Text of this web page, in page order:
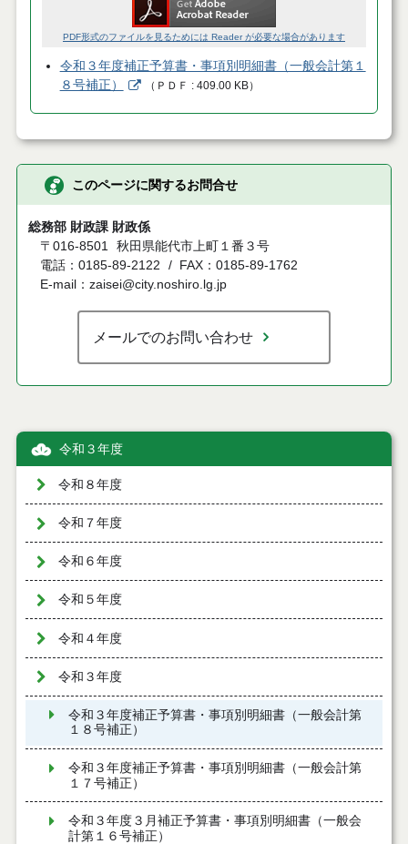
PDF形式のファイルを見るためには Reader が必要な場合があります
令和３年度補正予算書・事項別明細書（一般会計第１
８号補正）
（ ＰＤＦ 409.00 KB）
このページに関するお問合せ
総務部 財政課 財政係
〒016-8501
秋田県能代市上町１番３号
電話：0185-89-2122
FAX：0185-89-1762
E-mail：zaisei@city.noshiro.lg.jp
メールでのお問い合わせ
令和３年度
令和８年度
令和７年度
令和６年度
令和５年度
令和４年度
令和３年度
令和３年度補正予算書・事項別明細書（一般会計第
１８号補正）
令和３年度補正予算書・事項別明細書（一般会計第
１７号補正）
令和３年度３月補正予算書・事項別明細書（一般会
計第１６号補正）